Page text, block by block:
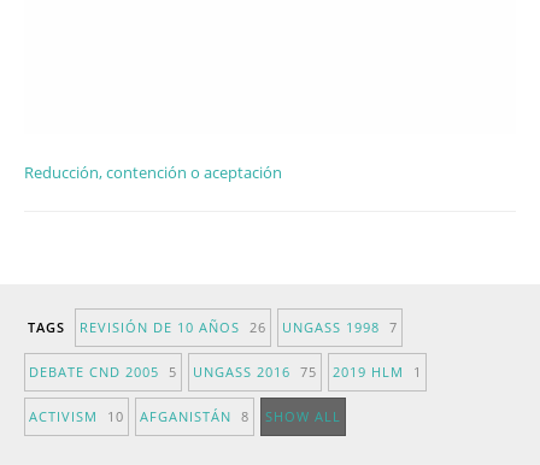
Reducción, contención o aceptación
TAGS REVISIÓN DE 10 AÑOS 26 UNGASS 1998 7
DEBATE CND 2005 5 UNGASS 2016 75 2019 HLM 1
ACTIVISM 10 AFGANISTÁN 8 SHOW ALL